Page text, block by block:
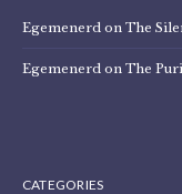
Egemenerd on The
Egemenerd on The
CATEGORIES